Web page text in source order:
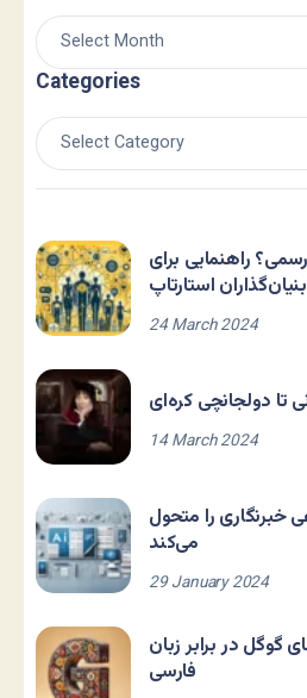
Categories
راهنمایی برای
بنیان‌گذاران استارتاپ
24 March 2024
تا دولجانچی کره‌ای
14 March 2024
را متحول
می‌کند
29 January 2024
گوگل در برابر زبان
فارسی